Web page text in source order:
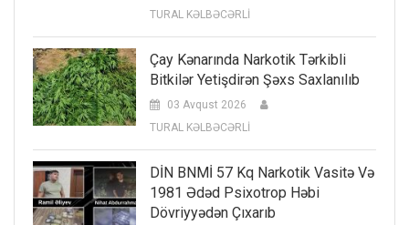
TURAL KƏLBƏCƏRLİ
Çay Kənarında Narkotik Tərkibli
Bitkilər Yetişdirən Şəxs Saxlanılıb
03 Avqust 2026
TURAL KƏLBƏCƏRLİ
DİN BNMİ 57 Kq Narkotik Vasitə Və
1981 Ədəd Psixotrop Həbi
Dövriyyədən Çıxarıb